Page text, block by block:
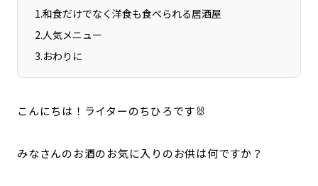
1.和食だけでなく洋食も食べられる居酒屋
2.人気メニュー
3.おわりに
こんにちは！ライターのちひろです🐰
みなさんのお酒のお気に入りのお供は何ですか？